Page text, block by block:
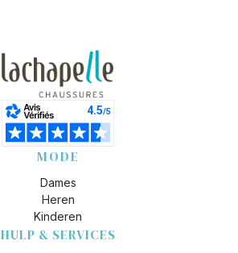
MODE
Dames
Heren
Kinderen
HULP & SERVICES